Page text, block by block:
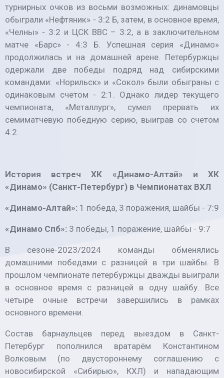
турнирных очков из восьми возможных: динамовцы
обыграли «Нефтяник» - 3:2 Б, затем, в основное время,
«Челны» - 3:2 и ЦСК ВВС – 3:2, а в заключительном
матче «Барс» - 4:3 Б. Успешная серия «Динамо»
продолжилась и на домашней арене. Петербуржцы
одержали две победы подряд над сибирскими
командами: «Норильск» и «Сокол» были обыграны с
одинаковым счетом - 2:1. Однако лидер текущего
чемпионата, «Металлург», сумел прервать их
семиматчевую победную серию, выиграв со счетом
4:2.
История встреч ХК «Динамо-Алтай» и ХК
«Динамо» (Санкт-Петербург) в Чемпионатах ВХЛ
«Динамо-Алтай»: 1 победа, 3 поражения, шайбы - 7:9
«Динамо Спб»: 3 победы, 1 поражение, шайбы - 9:7
В сезоне-2023/2024 команды обменялись
домашними победами с разницей в три шайбы. В
прошлом чемпионате петербуржцы дважды выиграли
в основное время с разницей в одну шайбу. Все
четыре очные встречи завершились в рамках
основного времени.
Состав барнаульцев перед выездом в Санкт-
Петербург пополнился вратарём Константином
Волковым (по двустороннему соглашению с
новосибирской «Сибирью», КХЛ) и нападающим